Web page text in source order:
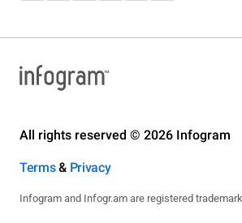
All rights reserved © 2026 Infogram
Terms& Privacy
Infogram and Infogr.am are registered